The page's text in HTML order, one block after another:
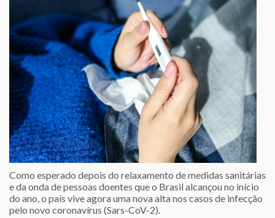
Como esperado depois do relaxamento de medidas sanitárias
e da onda de pessoas doentes que o Brasil alcançou no início
do ano, o país vive agora uma nova alta nos casos de infecção
pelo novo coronavírus (Sars-CoV-2).